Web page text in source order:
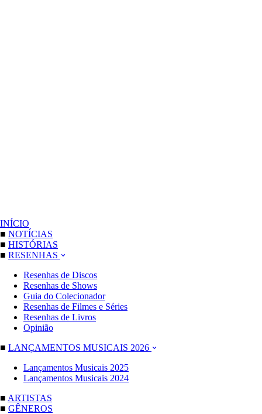
INÍCIO
■ NOTÍCIAS
■ HISTÓRIAS
■ RESENHAS
Resenhas de Discos
Resenhas de Shows
Guia do Colecionador
Resenhas de Filmes e Séries
Resenhas de Livros
Opinião
■ LANÇAMENTOS MUSICAIS 2026
Lançamentos Musicais 2025
Lançamentos Musicais 2024
■ ARTISTAS
■ GÊNEROS